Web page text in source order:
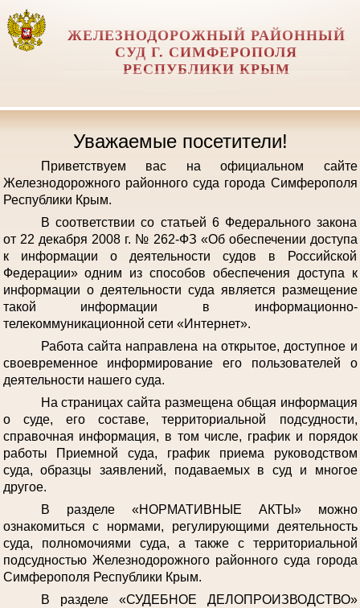
ЖЕЛЕЗНОДОРОЖНЫЙ РАЙОННЫЙ
СУД Г. СИМФЕРОПОЛЯ
РЕСПУБЛИКИ КРЫМ
Уважаемые посетители!
Приветствуем вас на официальном сайте
Железнодорожного районного суда города Симферополя
Республики Крым.
В соответствии со статьей 6 Федерального закона
от 22 декабря 2008 г. № 262-ФЗ «Об обеспечении доступа
к информации о деятельности судов в Российской
Федерации» одним из способов обеспечения доступа к
информации о деятельности суда является размещение
такой информации в информационно-
телекоммуникационной сети «Интернет».
Работа сайта направлена на открытое, доступное и
своевременное информирование его пользователей о
деятельности нашего суда.
На страницах сайта размещена общая информация
о суде, его составе, территориальной подсудности,
справочная информация, в том числе, график и порядок
работы Приемной суда, график приема руководством
суда, образцы заявлений, подаваемых в суд и многое
другое.
В разделе «НОРМАТИВНЫЕ АКТЫ» можно
ознакомиться с нормами, регулирующими деятельность
суда, полномочиями суда, а также с территориальной
подсудностью Железнодорожного районного суда города
Симферополя Республики Крым.
В разделе «СУДЕБНОЕ ДЕЛОПРОИЗВОДСТВО»